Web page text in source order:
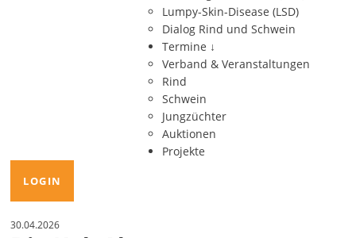
Lumpy-Skin-Disease (LSD)
Dialog Rind und Schwein
Termine ↓
Verband & Veranstaltungen
Rind
Schwein
Jungzüchter
Auktionen
Projekte
LOGIN
30.04.2026